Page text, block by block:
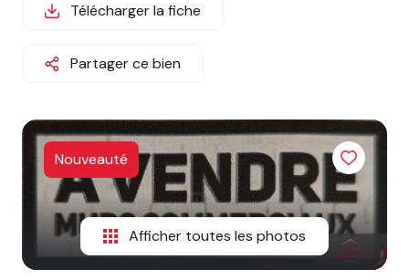
PROFESSIONNEL
NOTRE
ESTIMATION
CONTACT
Télécharger la fiche
Partager ce bien
Nouveauté
Afficher toutes les photos